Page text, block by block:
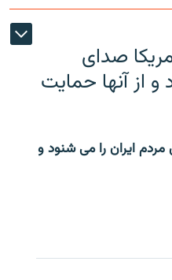
صدای
از آنها حمایت
ایران را می شنود و